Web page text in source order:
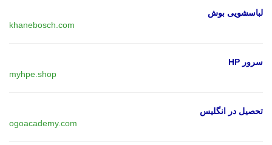
لباسشویی بوش
khanebosch.com
سرور HP
myhpe.shop
تحصیل در انگلیس
ogoacademy.com